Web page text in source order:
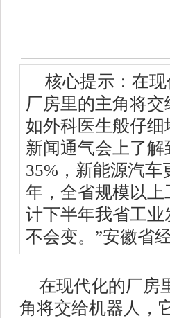
核心提示：在
厂房里的主角将
如外科医生般仔
新闻通气会上了
35%，新能源汽车
年，全省规模以上
计下半年我省工
不会变。”安徽省
在现代化的厂房
角将交给机器人，